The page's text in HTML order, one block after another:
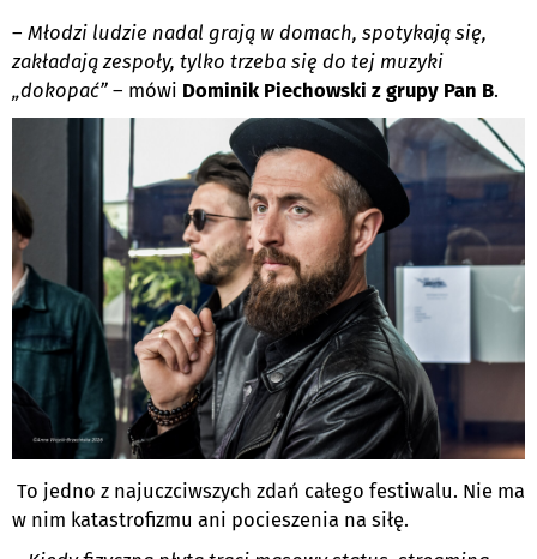
– Młodzi ludzie nadal grają w domach, spotykają się,
zakładają zespoły, tylko trzeba się do tej muzyki
„dokopać” – mówi Dominik Piechowski z grupy Pan B.
To jedno z najuczciwszych zdań całego festiwalu. Nie ma
w nim katastrofizmu ani pocieszenia na siłę.